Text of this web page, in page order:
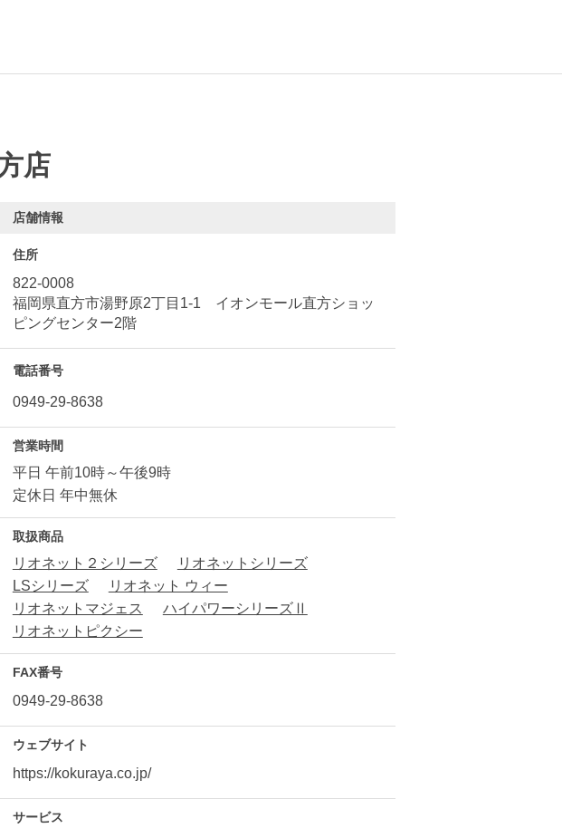
店
店舗情報
住所
822-0008
福岡県直方市湯野原2丁目1-1 イオンモール直方ショッ
ピングセンター2階
電話番号
0949-29-8638
営業時間
平日 午前10時～午後9時
定休日 年中無休
取扱商品
リオネット２シリーズ
リオネットシリーズ
LSシリーズ
リオネット ウィー
リオネットマジェス
ハイパワーシリーズⅡ
リオネットピクシー
FAX番号
0949-29-8638
ウェブサイト
https://kokuraya.co.jp/
サービス